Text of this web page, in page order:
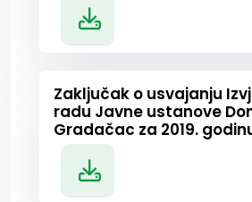
Zaključak o usvajanju
radu Javne ustanove
Gradačac za 2019.